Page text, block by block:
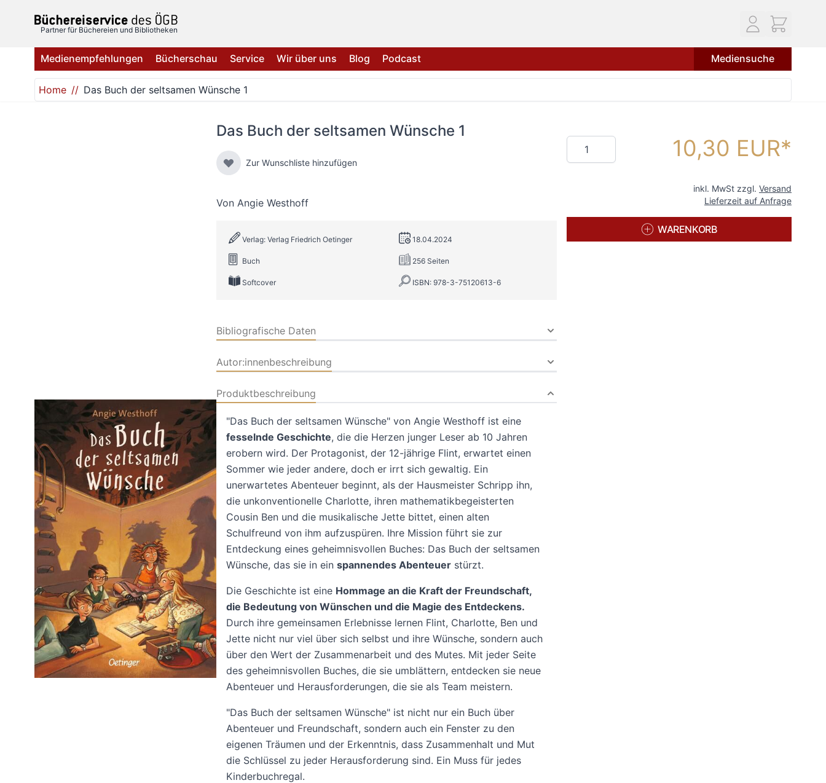
Partner für Büchereien und Bibliotheken
Medienempfehlungen Bücherschau Service Wir über uns Blog Podcast Mediensuche
Home Das Buch der seltsamen Wünsche 1
Das Buch der seltsamen Wünsche 1
Zur Wunschliste hinzufügen
Von Angie Westhoff
Verlag: Verlag Friedrich Oetinger 18.04.2024
Buch 256 Seiten
Softcover ISBN: 978-3-75120613-6
Bibliografische Daten
Autor:innenbeschreibung
Produktbeschreibung
"Das Buch der seltsamen Wünsche" von Angie Westhoff ist eine
fesselnde Geschichte, die die Herzen junger Leser ab 10 Jahren
erobern wird. Der Protagonist, der 12-jährige Flint, erwartet einen
Sommer wie jeder andere, doch er irrt sich gewaltig. Ein
unerwartetes Abenteuer beginnt, als der Hausmeister Schripp ihn,
die unkonventionelle Charlotte, ihren mathematikbegeisterten
Cousin Ben und die musikalische Jette bittet, einen alten
Schulfreund von ihm aufzuspüren. Ihre Mission führt sie zur
Entdeckung eines geheimnisvollen Buches: Das Buch der seltsamen
Wünsche, das sie in ein spannendes Abenteuerstürzt.
Die Geschichte ist eine Hommage an die Kraft der Freundschaft,
die Bedeutung von Wünschen und die Magie des Entdeckens.
Durch ihre gemeinsamen Erlebnisse lernen Flint, Charlotte, Ben und
Jette nicht nur viel über sich selbst und ihre Wünsche, sondern auch
über den Wert der Zusammenarbeit und des Mutes. Mit jeder Seite
des geheimnisvollen Buches, die sie umblättern, entdecken sie neue
Abenteuer und Herausforderungen, die sie als Team meistern.
"Das Buch der seltsamen Wünsche" ist nicht nur ein Buch über
Abenteuer und Freundschaft, sondern auch ein Fenster zu den
eigenen Träumen und der Erkenntnis, dass Zusammenhalt und Mut
die Schlüssel zu jeder Herausforderung sind. Ein Muss für jedes
Kinderbuchregal.
Menge 10,30 EUR
inkl. MwSt zzgl. Versand
Lieferzeit auf Anfrage
WARENKORB